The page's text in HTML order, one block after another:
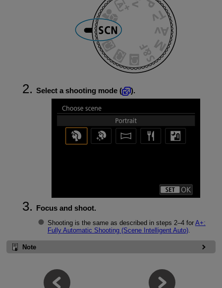
Select a shooting mode ( ).
Focus and shoot.
Shooting is the same as described in steps 2–4 for A+:
Fully Automatic Shooting (Scene Intelligent Auto).
Note